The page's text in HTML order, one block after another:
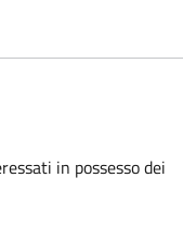
in possesso dei